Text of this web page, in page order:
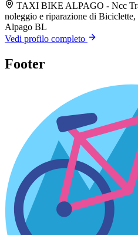
TAXI BIKE ALPAGO - Ncc
noleggio e riparazione di
Alpago BL
Vedi profilo completo
Footer